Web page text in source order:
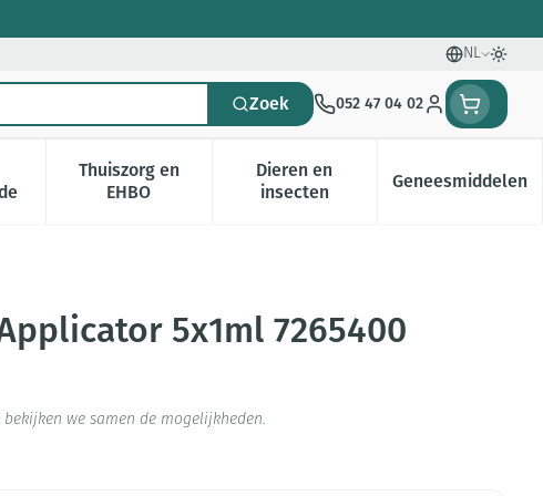
NL
Talen
Zoek 052 47 04 02
Klant menu
categorie
50+ categorie
submenu voor Natuur geneeskunde categorie
Thuiszorg en
EHBOToon submenu voor Thuiszorg en EHBO categorie
Dieren en
insectenToon submenu voor Dieren en
Geneesmiddelen
Toon
5x1ml 7265400
we samen de mogelijkheden.